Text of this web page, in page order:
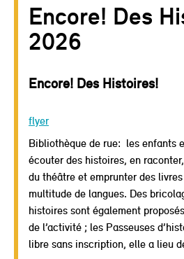
Encore! Des
2026
Encore! Des Histoires!
flyer
Bibliothèque de rue: les enfants
écouter des histoires, en
du théâtre et emprunter des
multitude de langues. Des
histoires sont également
de l’activité ; les Passeuses
libre sans inscription, elle a lieu